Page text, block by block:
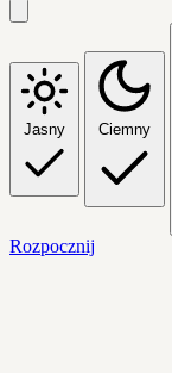
Jasny Ciemny
Rozpocznij